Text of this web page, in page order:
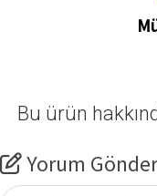
Bu ürün
Yorum Gönder